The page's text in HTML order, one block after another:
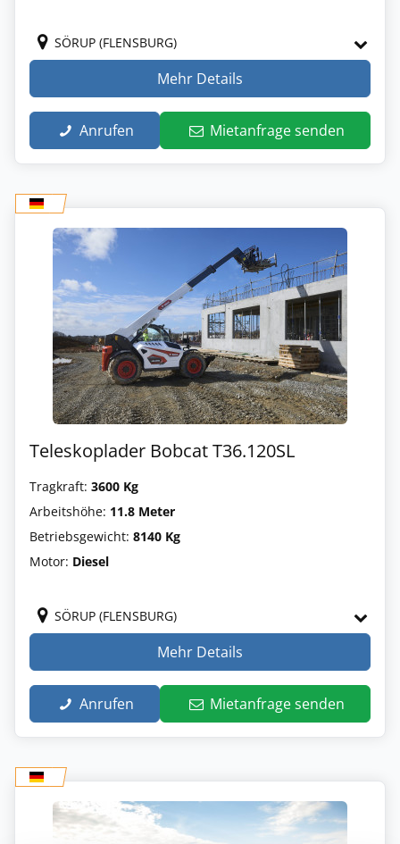
SÖRUP (FLENSBURG)
Mehr Details
Anrufen Mietanfrage senden
Teleskoplader Bobcat T36.120SL
Tragkraft: 3600 Kg
Arbeitshöhe: 11.8 Meter
Betriebsgewicht: 8140 Kg
Motor: Diesel
SÖRUP (FLENSBURG)
Mehr Details
Anrufen Mietanfrage senden